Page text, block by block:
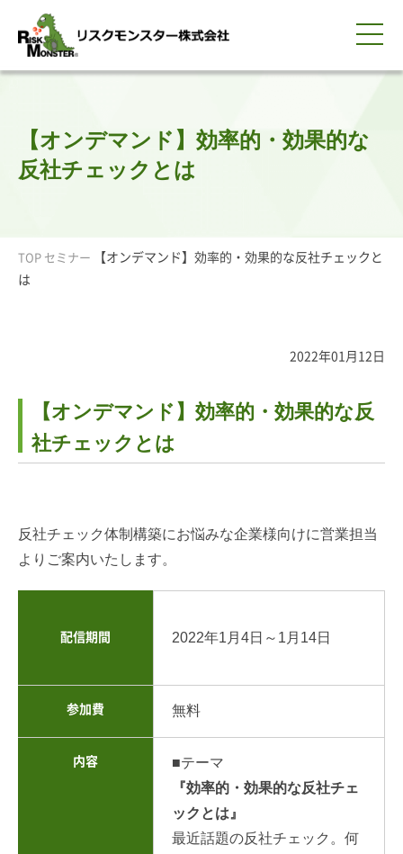
0120-259-440
会員ログイン
簡体中文
ENGLISH
【オンデマンド】効率的・効果的な
反社チェックとは
TOP セミナー
【オンデマンド】効率的・効果的な反社チェックと
は
2022年01月12日
【オンデマンド】効率的・効果的な反
社チェックとは
反社チェック体制構築にお悩みな企業様向けに営業担当
よりご案内いたします。
配信期間 2022年1月4日～1月14日
参加費 無料
内容
■テーマ
『効率的・効果的な反社チェ
ックとは』
最近話題の反社チェック。何